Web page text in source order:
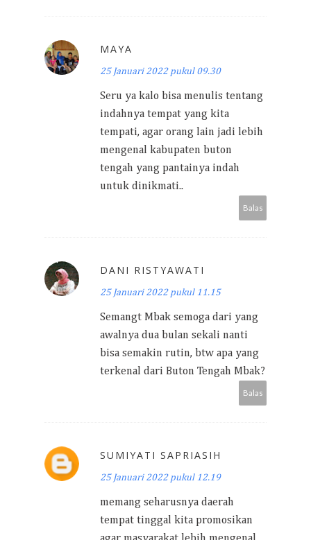
MAYA
25 Januari 2022 pukul 09.30
Seru ya kalo bisa menulis tentang
indahnya tempat yang kita
tempati, agar orang lain jadi lebih
mengenal kabupaten buton
tengah yang pantainya indah
untuk dinikmati..
Balas
DANI RISTYAWATI
25 Januari 2022 pukul 11.15
Semangt Mbak semoga dari yang
awalnya dua bulan sekali nanti
bisa semakin rutin, btw apa yang
terkenal dari Buton Tengah Mbak?
Balas
SUMIYATI SAPRIASIH
25 Januari 2022 pukul 12.19
memang seharusnya daerah
tempat tinggal kita promosikan